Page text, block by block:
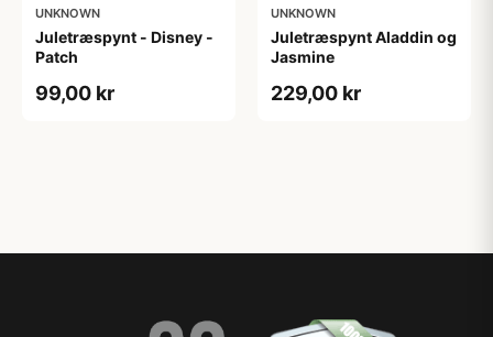
UNKNOWN
Juletræspynt - Disney -
Patch
99,00 kr
UNKNOWN
Juletræspynt Aladdin og
Jasmine
229,00 kr